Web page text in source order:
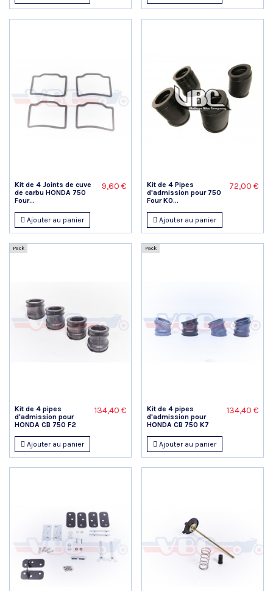
Kit de 4 Joints de cuve
de carbu HONDA 750
Four...
9,60 €
Ajouter au panier
Kit de 4 Pipes
d'admission pour 750
Four K0...
72,00 €
Ajouter au panier
Pack
Kit de 4 pipes
d'admission pour
HONDA CB 750 F2
134,40 €
Ajouter au panier
Pack
Kit de 4 pipes
d'admission pour
HONDA CB 750 K7
134,40 €
Ajouter au panier